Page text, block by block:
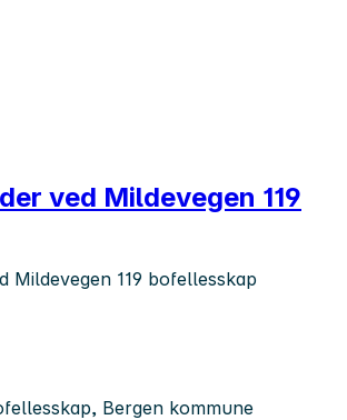
ved Mildevegen 119
Mildevegen 119 bofellesskap
Bergen kommune